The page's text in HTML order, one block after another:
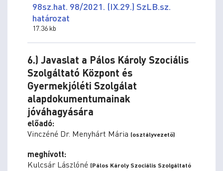
98sz.hat. 98/2021. (IX.29.) SzLB.sz.
határozat
17.36 kb
6.) Javaslat a Pálos Károly Szociális
Szolgáltató Központ és
Gyermekjóléti Szolgálat
alapdokumentumainak
jóváhagyására
előadó:
Vinczéné Dr. Menyhárt Mária (osztályvezető)
meghívott:
Kulcsár Lászlóné (Pálos Károly Szociális Szolgáltató